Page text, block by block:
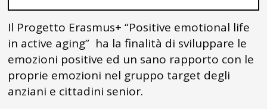
Il Progetto Erasmus+ “Positive emotional life
in active aging” ha la finalità di sviluppare le
emozioni positive ed un sano rapporto con le
proprie emozioni nel gruppo target degli
anziani e cittadini senior.